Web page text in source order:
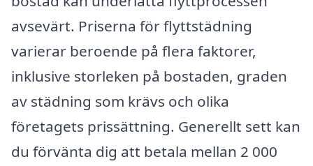
avsevärt. Priserna för flyttstädning
varierar beroende på flera faktorer,
inklusive storleken på bostaden, graden
av städning som krävs och olika
företagets prissättning. Generellt sett kan
du förvänta dig att betala mellan 2 000